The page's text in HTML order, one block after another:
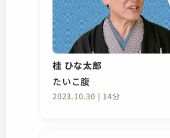
桂 ひな太郎
たいこ腹
2023.10.30 | 14分